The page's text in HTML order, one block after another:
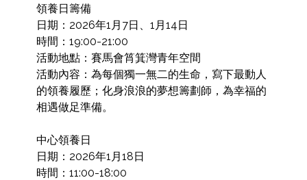
領養日籌備
日期：2026年1月7日、1月14日
時間：19:00-21:00
活動地點：賽馬會筲箕灣青年空間
活動內容：為每個獨一無二的生命，寫下最動人
的領養履歷；化身浪浪的夢想籌劃師，為幸福的
相遇做足準備。
中心領養日
日期：2026年1月18日
時間：11:00-18:00